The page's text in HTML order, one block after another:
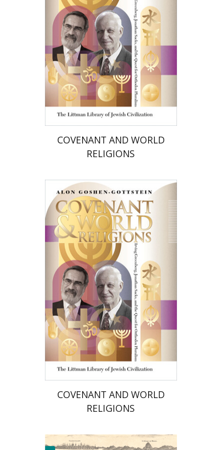
הנחת אתר ספר מודפס
$80
$72
COVENANT AND WORLD
RELIGIONS
אלון גושן-גוטשטיין
הנחת אתר ספר מודפס
$40
$36
COVENANT AND WORLD
RELIGIONS